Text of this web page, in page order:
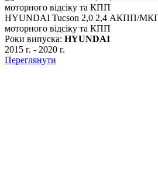
HYUNDAI Tucson 2,0 2,4 АКПП/
моторного відсіку та КПП
Роки випуска: HYUNDAI
2015 г. - 2020 г.
Переглянути